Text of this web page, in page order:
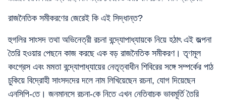
রাজনৈতিক সমীকরণের জেরেই কি এই সিদ্ধান্ত?
হুগলির সাংসদ তথা অভিনেত্রী রচনা বন্দ্যোপাধ্যায়কে নিয়ে হঠাৎ এই জল্পনা
তৈরি হওয়ার পেছনে কাজ করছে এক বড় রাজনৈতিক সমীকরণ। তৃণমূল
কংগ্রেস এবং মমতা বন্দ্যোপাধ্যায়ের নেতৃত্বাধীন শিবিরের সঙ্গে সম্পর্কের পাঠ
চুকিয়ে বিদ্রোহী সাংসদদের দলে নাম লিখিয়েছেন রচনা, যোগ দিয়েছেন
এনসিপি-তে। জনমানসে রচনা-কে নিতে এখন নেতিবাচক ভাবমূর্তি তৈরি